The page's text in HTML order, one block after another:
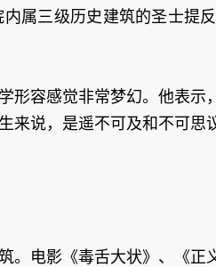
属三级历史建筑的圣士提
形容感觉非常梦幻。他表示
来说，是遥不可及和不可思
。电影《毒舌大状》、《正